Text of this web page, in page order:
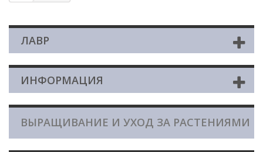
ЛАВР
ИНФОРМАЦИЯ
ВЫРАЩИВАНИЕ И УХОД ЗА РАСТЕНИЯМИ